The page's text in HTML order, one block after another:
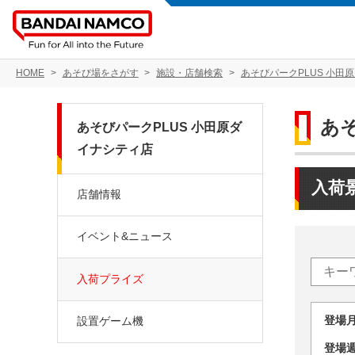
HOME あそび場をさがす 施設・店舗検索 あそびパークPLUS 小田
あ
入荷
登
登
あそびパークPLUS 小田原ダ
イナシティ店
店舗情報
イベント&ニュース
入荷プライズ
設置ゲーム機